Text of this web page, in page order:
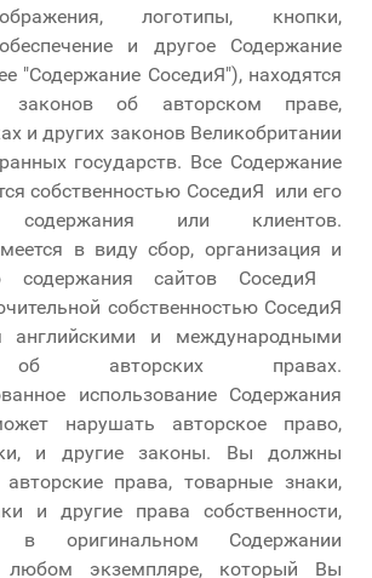
логотипы, кнопки,
и другое Содержание
"Содержание СоседиЯ"), находятся
законов об авторском праве,
и других законов Великобритании
государств. Все Содержание
собственностью СоседиЯ или его
содержания или клиентов.
в виду сбор, организация и
содержания сайтов СоседиЯ
собственностью СоседиЯ
английскими и международными
об авторских правах.
использование Содержания
нарушать авторское право,
и другие законы. Вы должны
права, товарные знаки,
и другие права собственности,
в оригинальном Содержании
экземпляре, который Вы